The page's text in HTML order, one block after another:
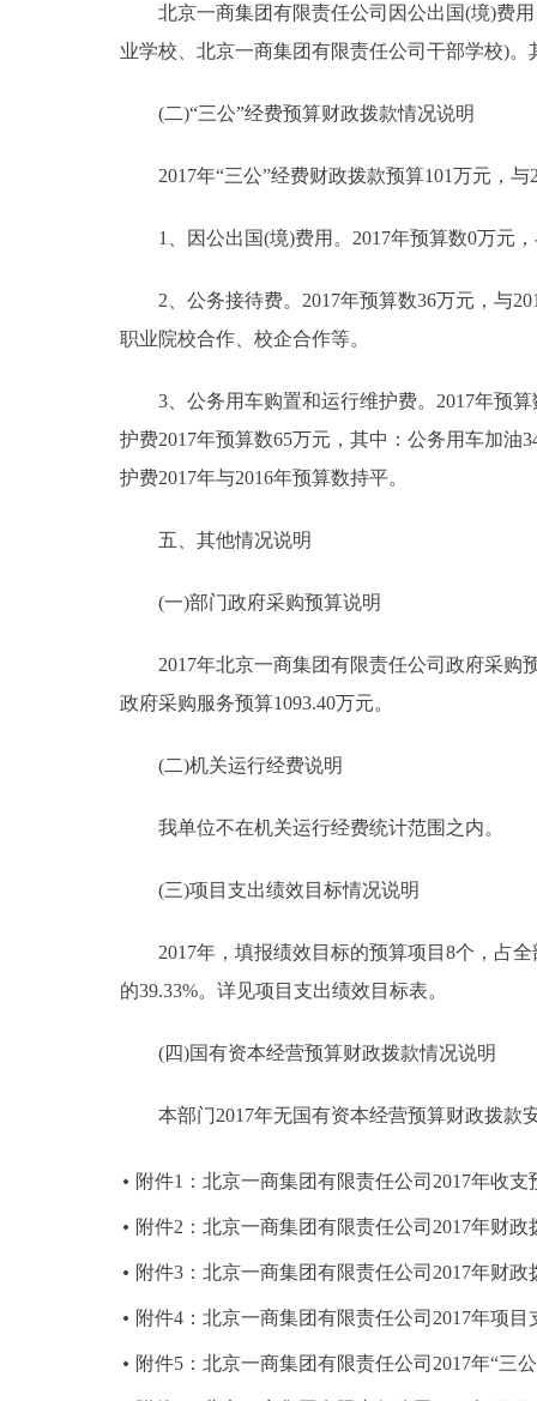
北京一商集团有限责任公司因公出国(境)费用
业学校、北京一商集团有限责任公司干部学校)
(二)“三公”经费预算财政拨款情况说明
2017年“三公”经费财政拨款预算101万元，与
1、因公出国(境)费用。2017年预算数0万元，
2、公务接待费。2017年预算数36万元，与
职业院校合作、校企合作等。
3、公务用车购置和运行维护费。2017年预算
护费2017年预算数65万元，其中：公务用车加油
护费2017年与2016年预算数持平。
五、其他情况说明
(一)部门政府采购预算说明
2017年北京一商集团有限责任公司政府采购预
政府采购服务预算1093.40万元。
(二)机关运行经费说明
我单位不在机关运行经费统计范围之内。
(三)项目支出绩效目标情况说明
2017年，填报绩效目标的预算项目8个，占全
的39.33%。详见项目支出绩效目标表。
(四)国有资本经营预算财政拨款情况说明
本部门2017年无国有资本经营预算财政拨款
附件1：北京一商集团有限责任公司2017年收支
附件2：北京一商集团有限责任公司2017年财政
附件3：北京一商集团有限责任公司2017年财
附件4：北京一商集团有限责任公司2017年项目
附件5：北京一商集团有限责任公司2017年“三